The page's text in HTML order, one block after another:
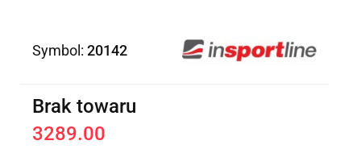
Symbol: 20142
Brak towaru
3289.00